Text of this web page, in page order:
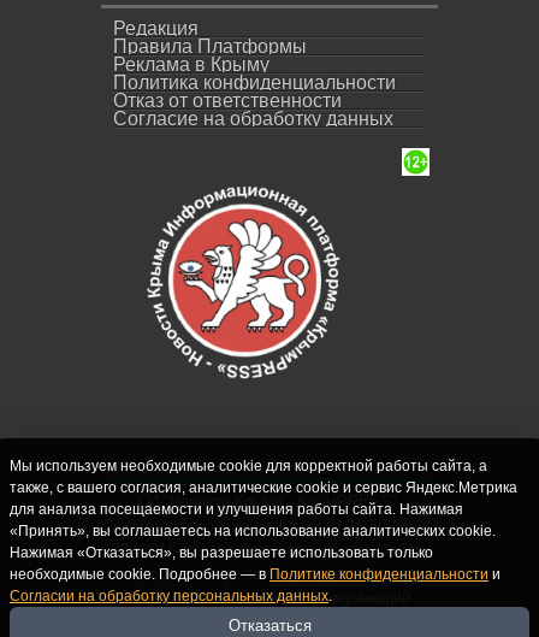
Редакция
Правила Платформы
Реклама в Крыму
Политика конфиденциальности
Отказ от ответственности
Согласие на обработку данных
СИ "Новости Крыма - КрымPRESS".
Свидетельство о регистрации СМИ ЭЛ № ФС
77-62916 выдано Федеральной службой по
надзору в сфере связи, информационных
технологий и массовых коммуникаций
(Роскомнадзор) 10.09.2015. Учредитель и
Мы используем необходимые cookie для корректной работы сайта, а
также, с вашего согласия, аналитические cookie и сервис Яндекс.Метрика
для анализа посещаемости и улучшения работы сайта. Нажимая
«Принять», вы соглашаетесь на использование аналитических cookie.
Нажимая «Отказаться», вы разрешаете использовать только
необходимые cookie. Подробнее — в Политике конфиденциальности и
Согласии на обработку персональных данных.
Отказаться